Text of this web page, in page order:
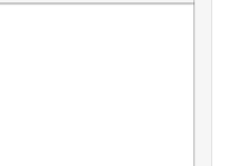
текста
цитаты
Вставка спойлера